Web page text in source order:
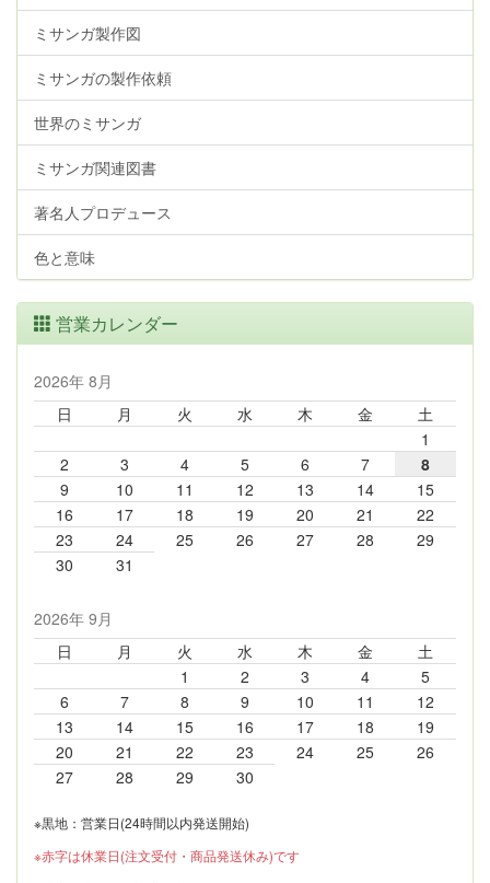
ミサンガ製作図
ミサンガの製作依頼
世界のミサンガ
ミサンガ関連図書
著名人プロデュース
色と意味
営業カレンダー
2026年 8月
日
月 火 水 木 金
土
1
2
3 4 5 6 7
8
9
10 11 12 13 14
15
16
17 18 19 20 21
22
23
24 25 26 27 28
29
30
31
2026年 9月
日
月 火 水 木 金
土
1
2 3 4
5
6
7 8 9 10 11
12
13
14 15 16 17 18
19
20
21 22 23 24 25
26
27
28 29 30
※黒地：営業日(24時間以内発送開始)
※赤字は休業日(注文受付・商品発送休み)です